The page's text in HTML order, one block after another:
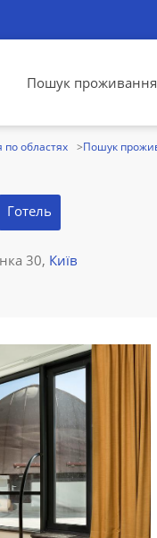
Пошук проживання
областях Пошук
Готель
30, Київ